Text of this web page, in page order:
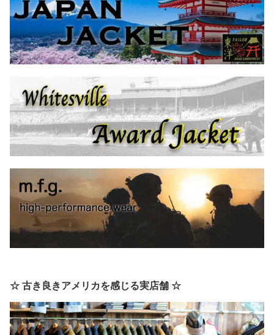
☆ 古き良きアメリカを感じる実店舗 ☆